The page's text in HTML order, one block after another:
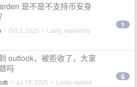
是不是不支持币安身
• Oct 3, 2025 • Lastly replied by
1
outlook，被拒收了，大家
吗
• Jul 10, 2025 • Lastly replied
6